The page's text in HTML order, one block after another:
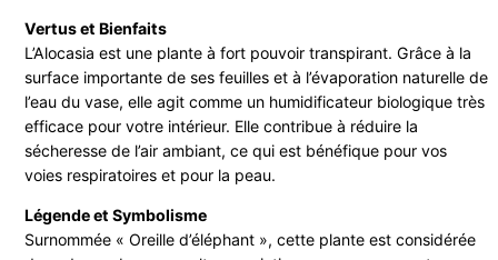
Vertus et Bienfaits
L’Alocasia est une plante à fort pouvoir transpirant. Grâce à la
surface importante de ses feuilles et à l’évaporation naturelle de
l’eau du vase, elle agit comme un humidificateur biologique très
efficace pour votre intérieur. Elle contribue à réduire la
sécheresse de l’air ambiant, ce qui est bénéfique pour vos
voies respiratoires et pour la peau.
Légende et Symbolisme
Surnommée « Oreille d’éléphant », cette plante est considérée